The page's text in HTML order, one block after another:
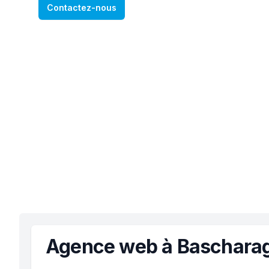
Contactez-nous
Agence web à